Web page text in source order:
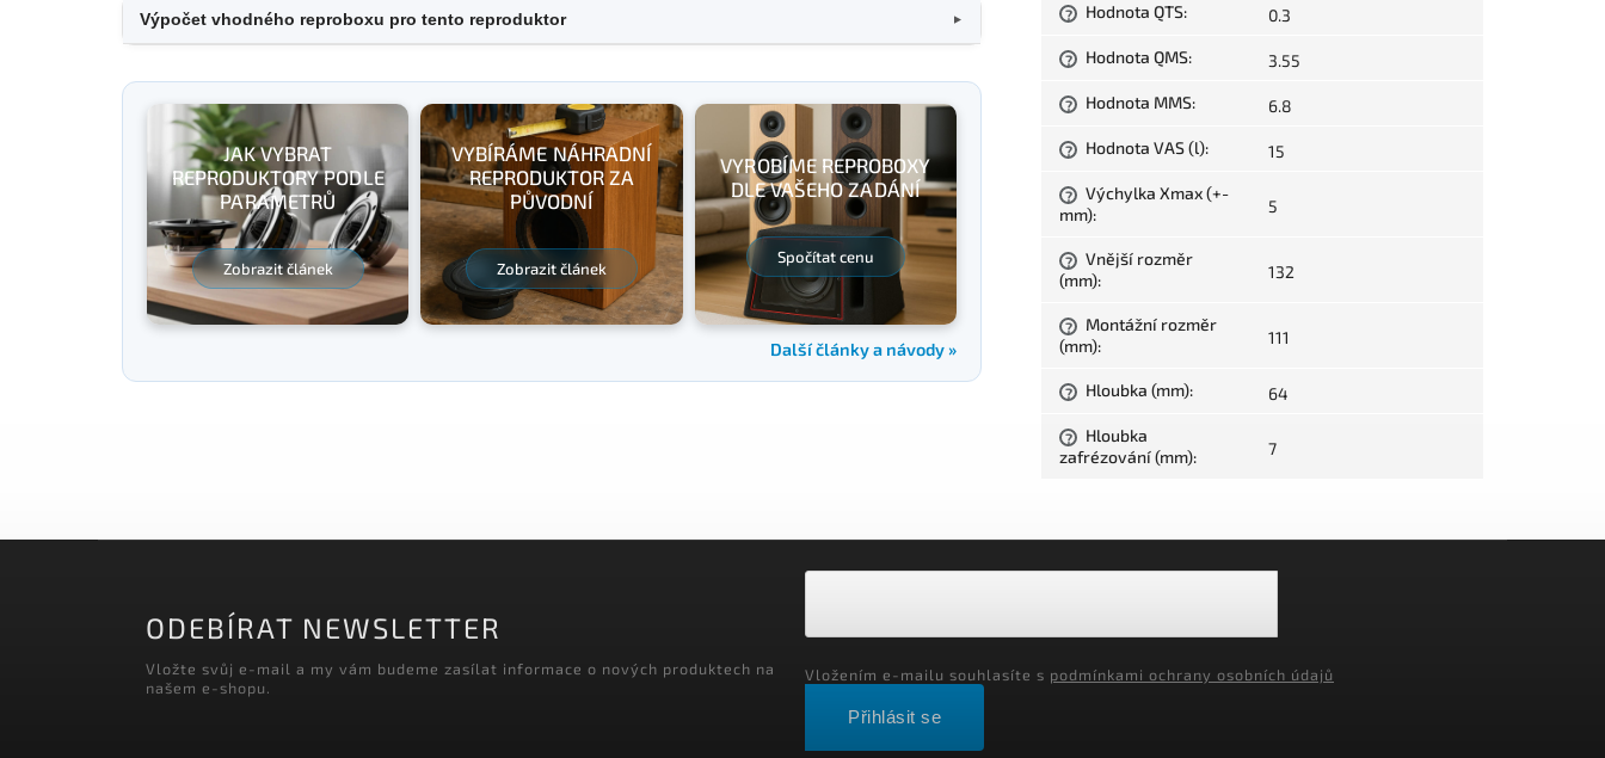
Výpočet vhodného reproboxu pro tento reproduktor ▼
JAK VYBRAT
REPRODUKTORY PODLE
PARAMETRŮ
Zobrazit článek
VYBÍRÁME NÁHRADNÍ
REPRODUKTOR ZA
PŮVODNÍ
Zobrazit článek
VYROBÍME REPROBOXY
DLE VAŠEHO ZADÁNÍ
Spočítat cenu
Další články a návody »
? Hodnota QTS: 0.3
? Hodnota QMS: 3.55
? Hodnota MMS: 6.8
? Hodnota VAS (l): 15
?
Výchylka Xmax (+-
mm): 5
?
Vnější rozměr
(mm): 132
?
Montážní rozměr
(mm): 111
? Hloubka (mm): 64
?
Hloubka
zafrézování (mm): 7
ODEBÍRAT NEWSLETTER
Vložte svůj e-mail a my vám budeme zasílat informace o nových produktech na
našem e-shopu.
Vložením e-mailu souhlasíte s podmínkami ochrany osobních údajů
Přihlásit se